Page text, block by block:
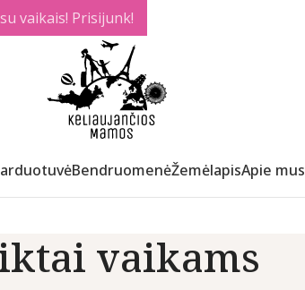
BendruomenėŽemėlapisApie mus
vaikams
vaikais! Prisijunk!